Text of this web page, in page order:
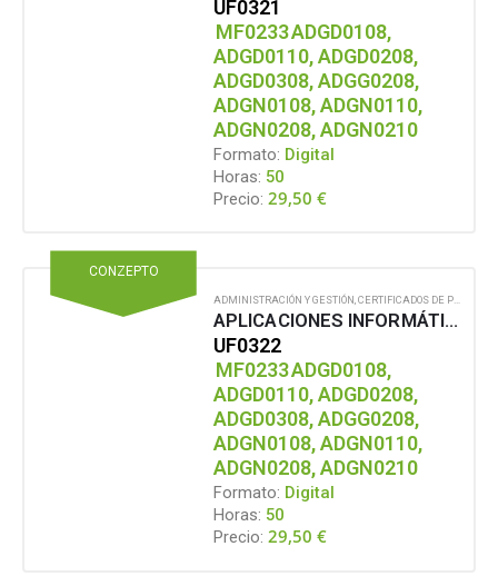
UF0321
MF0233ADGD0108,
ADGD0110, ADGD0208,
ADGD0308, ADGG0208,
ADGN0108, ADGN0110,
ADGN0208, ADGN0210
Formato: Digital
Horas: 50
Precio: 29,50€
CONZEPTO
ADMINISTRACIÓN Y GESTIÓN,CERTIFICADOS DE PROFESIONALIDAD
APLICACIONES INFORMÁTICAS DE BASES DE DATOS RELACIONALES
UF0322
MF0233ADGD0108,
ADGD0110, ADGD0208,
ADGD0308, ADGG0208,
ADGN0108, ADGN0110,
ADGN0208, ADGN0210
Formato: Digital
Horas: 50
Precio: 29,50€